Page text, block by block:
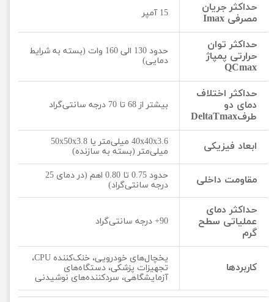
حداکثر جریان
مصرفی Imax
15 آمپر
حداکثر توان
حرارتی پمپاژ
QCmax
حدود 130 الی 160 وات (بسته به شرایط
دمایی)
حداکثر اختلاف
دمای دو
طرفDeltaTmax
بیشتر از 68 تا 70 درجه سانتی‌گراد
ابعاد فیزیکی
40x40x3.6 میلی‌متر یا 50x50x3.8
میلی‌متر (بسته به سازنده)
مقاومت داخلی
حدود 0.75 تا 0.80 اهم (در دمای 25
درجه سانتی‌گراد)
حداکثر دمای
عملیاتی سطح
گرم
90+ درجه سانتی‌گراد
کاربردها
یخچال‌های خودرویی، خنک‌کننده CPU،
تجهیزات پزشکی، دستگاه‌های
آزمایشگاهی، سردکننده‌های نوشیدنی